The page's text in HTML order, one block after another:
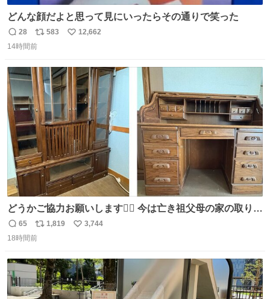
どんな顔だよと思って見にいったらその通りで笑った
返
信
28
リ
ポ
ト
数
583
い
数
12,662
14時間前
どうかご協力お願いします🙇‍♂️ 今は亡き祖父母の家の取り壊
しが決まり、どうしても処分して欲しくない食器棚と机の
引き取り手を探しております この2つは私の祖母が当初一
さで亡くなりましたが、この家具達をとても大切にしてお
りました 続く↓
返
信
65
リ
ポ
ト
数
1,819
い
数
3,744
18時間前